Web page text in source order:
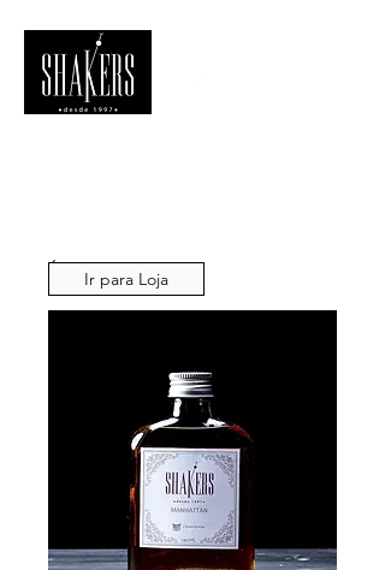
Ir para Loja